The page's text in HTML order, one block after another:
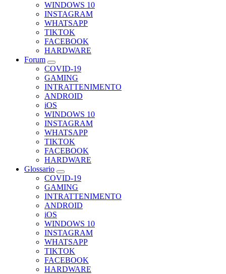
WINDOWS 10
INSTAGRAM
WHATSAPP
TIKTOK
FACEBOOK
HARDWARE
Forum
COVID-19
GAMING
INTRATTENIMENTO
ANDROID
iOS
WINDOWS 10
INSTAGRAM
WHATSAPP
TIKTOK
FACEBOOK
HARDWARE
Glossario
COVID-19
GAMING
INTRATTENIMENTO
ANDROID
iOS
WINDOWS 10
INSTAGRAM
WHATSAPP
TIKTOK
FACEBOOK
HARDWARE